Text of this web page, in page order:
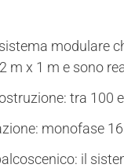
modulare
m x 1 m e sono
tra 100
monofase
il